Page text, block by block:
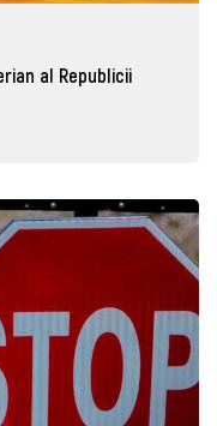
al Republicii